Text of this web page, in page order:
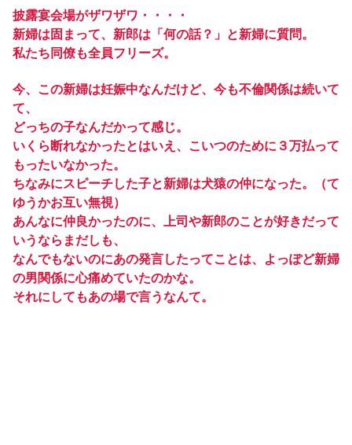
披露宴会場がザワザワ・・・・
新婦は固まって、新郎は「何の話？」と新婦に質問。
私たち同僚も全員フリーズ。
今、この新婦は妊娠中なんだけど、今も不倫関係は続いて
て、
どっちの子なんだかって感じ。
いくら断れなかったとはいえ、こいつのために３万払って
もったいなかった。
ちなみにスピーチした子と新婦は犬猿の仲になった。（て
ゆうかお互い無視）
あんなに仲良かったのに、上司や新郎のことが好きだって
いうならまだしも、
なんでもないのにあの発言したってことは、よっぽど新婦
の男関係に心痛めていたのかな。
それにしてもあの場で言うなんて。